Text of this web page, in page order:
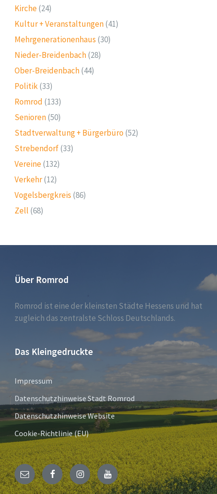
Kirche(24)
Kultur + Veranstaltungen(41)
Mehrgenerationenhaus (30)
Nieder-Breidenbach(28)
Ober-Breidenbach(44)
Politik(33)
Romrod (133)
Senioren(50)
Stadtverwaltung + Bürgerbüro (52)
Strebendorf(33)
Vereine(132)
Verkehr(12)
Vogelsbergkreis (86)
Zell (68)
Über Romrod
Romrod ist eine der kleinsten Städte Hessens und hat
zugleich das zentralste Schloss Deutschlands.
Das Kleingedruckte
Impressum
Datenschutzhinweise Stadt Romrod
Datenschutzhinweise Website
Cookie-Richtlinie (EU)
E- FacebookInstagramYouTube